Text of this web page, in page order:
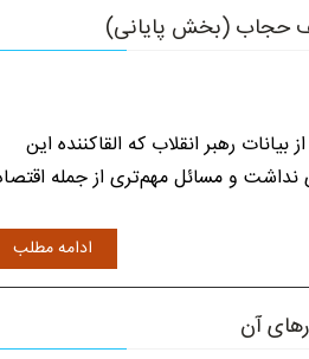
حجاب (بخش پایانی)
رهبر انقلاب که القاکننده این
نداشت و مسائل مهم‌تری از جمله
ادامه مطلب
آن